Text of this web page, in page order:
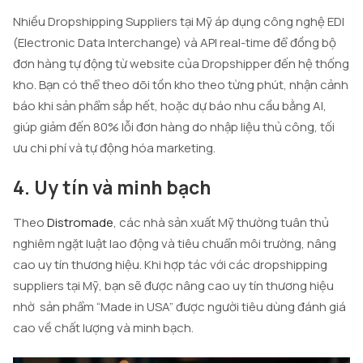
Nhiều Dropshipping Suppliers tại Mỹ áp dụng công nghệ EDI
(Electronic Data Interchange) và API real-time để đồng bộ
đơn hàng tự động từ website của Dropshipper đến hệ thống
kho. Bạn có thể theo dõi tồn kho theo từng phút, nhận cảnh
báo khi sản phẩm sắp hết, hoặc dự báo nhu cầu bằng AI,
giúp giảm đến 80% lỗi đơn hàng do nhập liệu thủ công, tối
ưu chi phí và tự động hóa marketing.
4. Uy tín và minh bạch
TheoDistromade, các nhà sản xuất Mỹ thường tuân thủ
nghiêm ngặt luật lao động và tiêu chuẩn môi trường, nâng
cao uy tín thương hiệu. Khi hợp tác với các dropshipping
suppliers tại Mỹ, bạn sẽ được nâng cao uy tín thương hiệu
nhờ sản phẩm “Made in USA” được người tiêu dùng đánh giá
cao về chất lượng và minh bạch.